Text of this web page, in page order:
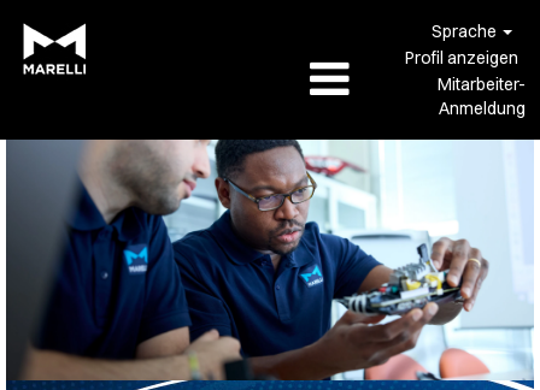
Sprache
Profil anzeigen
Mitarbeiter-
Anmeldung